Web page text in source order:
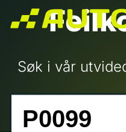
Søk i vår